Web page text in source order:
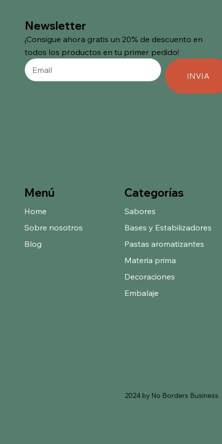
Newsletter
¡Consigue ahora gratis un 20% de descuento en
todos los productos en tu primer pedido!
INVIA
Categorías
Sabores
Bases y Estabilizadores
Pastas aromatizantes
Materia prima
Decoraciones
Embalaje
Menú
Home
Sobre nosotros
Blog
2024 by No Borders Business